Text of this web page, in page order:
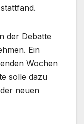
der Debatte
Ein
Wochen
solle dazu
neuen